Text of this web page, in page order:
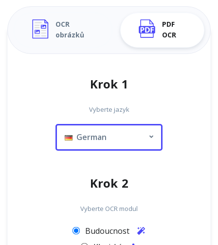
OCR
obrázků
PDF
OCR
Krok 1
Vyberte jazyk
German
Krok 2
Vyberte OCR modul
Budoucnost